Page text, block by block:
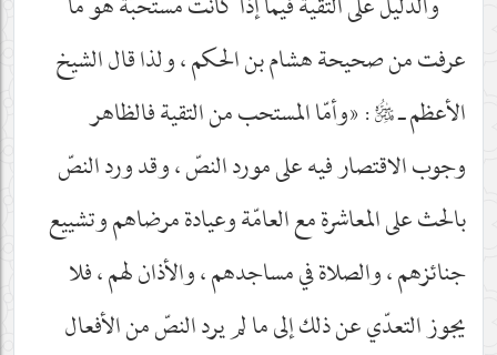
عرفت من صحيحة هشام بن الحكم ، ولذا قال الشيخ
الأعظم ـقدس‌سره: «وأمّا المستحب من التقية فالظاهر
وجوب الاقتصار فيه على مورد النصّ ، وقد ورد النصّ
بالحث على المعاشرة مع العامّة وعيادة مرضاهم وتشييع
جنائزهم ، والصلاة في مساجدهم ، والأذان لهم ، فلا
يجوز التعدّي عن ذلك إلى ما لم يرد النصّ من الأفعال